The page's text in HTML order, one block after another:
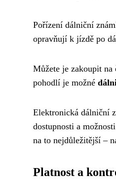
Pořízení dálniční
opravňují k jízdě po
Můžete je zakoupit na
pohodlí je možné
Elektronická dálniční
dostupnosti a
na to nejdůležitější –
Platnost a